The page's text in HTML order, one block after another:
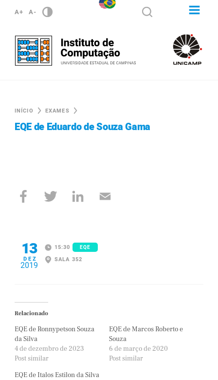
A+ A-
INÍCIO EXAMES
EQE de Eduardo de Souza Gama
13
DEZ
2019
15:30 EQE
SALA 352
Relacionado
EQE de Ronnypetson Souza
da Silva
4 de dezembro de 2023
Post similar
EQE de Marcos Roberto e
Souza
6 de março de 2020
Post similar
EQE de Italos Estilon da Silva